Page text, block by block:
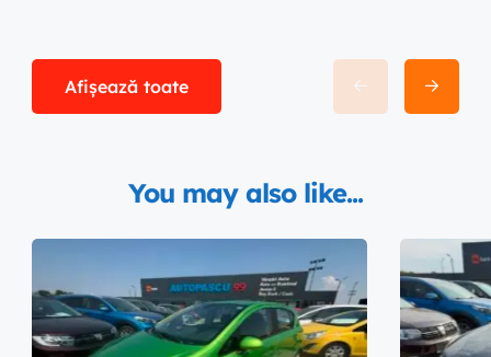
Afișează toate
You may also like...